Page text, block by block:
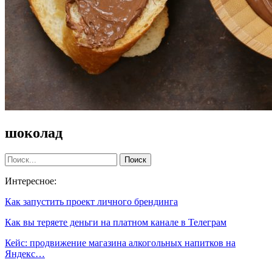
шоколад
Интересное:
Как запустить проект личного брендинга
Как вы теряете деньги на платном канале в Телеграм
Кейс: продвижение магазина алкогольных напитков на
Яндекс…